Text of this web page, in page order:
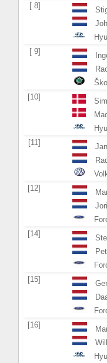
[ 8]
[ 9]
[10]
[11]
[12]
[14]
[15]
[16]